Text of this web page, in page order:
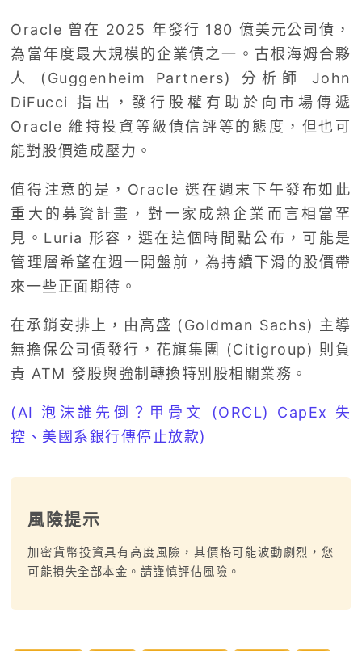
Oracle 曾在 2025 年發行 180 億美元公司債，
為當年度最大規模的企業債之一。古根海姆合夥
人 (Guggenheim Partners) 分析師 John
DiFucci 指出，發行股權有助於向市場傳遞
Oracle 維持投資等級債信評等的態度，但也可
能對股價造成壓力。
值得注意的是，Oracle 選在週末下午發布如此
重大的募資計畫，對一家成熟企業而言相當罕
見。Luria 形容，選在這個時間點公布，可能是
管理層希望在週一開盤前，為持續下滑的股價帶
來一些正面期待。
在承銷安排上，由高盛 (Goldman Sachs) 主導
無擔保公司債發行，花旗集團 (Citigroup) 則負
責 ATM 發股與強制轉換特別股相關業務。
(AI 泡沫誰先倒？甲骨文 (ORCL) CapEx 失
控、美國系銀行傳停止放款)
風險提示
加密貨幣投資具有高度風險，其價格可能波動劇烈，您
可能損失全部本金。請謹慎評估風險。